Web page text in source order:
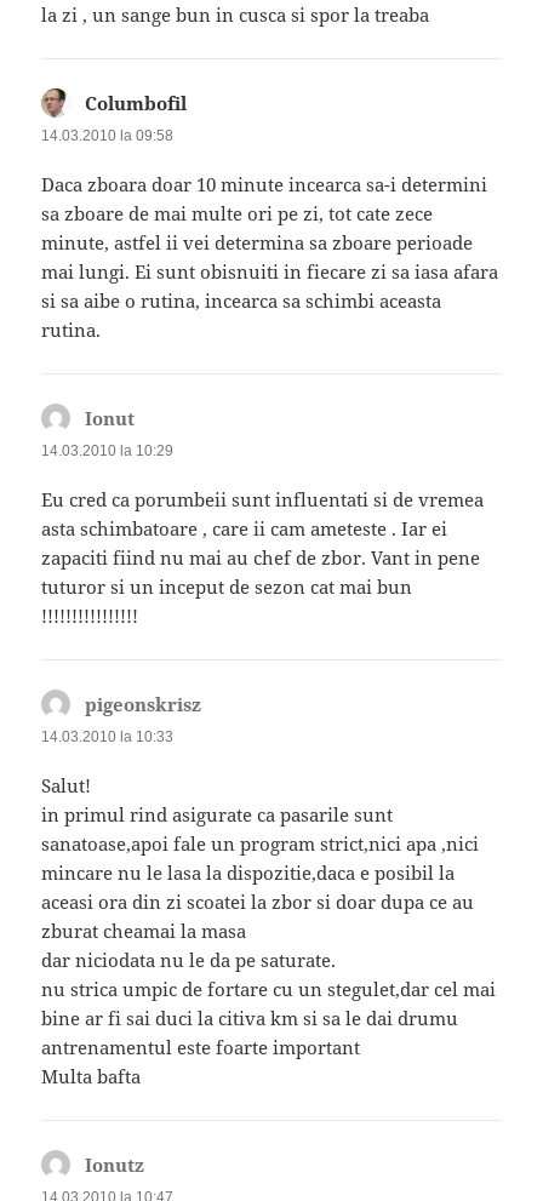
la zi , un sange bun in cusca si spor la treaba
Columbofil
14.03.2010 la 09:58
Daca zboara doar 10 minute incearca sa-i determini
sa zboare de mai multe ori pe zi, tot cate zece
minute, astfel ii vei determina sa zboare perioade
mai lungi. Ei sunt obisnuiti in fiecare zi sa iasa afara
si sa aibe o rutina, incearca sa schimbi aceasta
rutina.
Ionut
14.03.2010 la 10:29
Eu cred ca porumbeii sunt influentati si de vremea
asta schimbatoare , care ii cam ameteste . Iar ei
zapaciti fiind nu mai au chef de zbor. Vant in pene
tuturor si un inceput de sezon cat mai bun
!!!!!!!!!!!!!!!!
pigeonskrisz
14.03.2010 la 10:33
Salut!
in primul rind asigurate ca pasarile sunt
sanatoase,apoi fale un program strict,nici apa ,nici
mincare nu le lasa la dispozitie,daca e posibil la
aceasi ora din zi scoatei la zbor si doar dupa ce au
zburat cheamai la masa
dar niciodata nu le da pe saturate.
nu strica umpic de fortare cu un stegulet,dar cel mai
bine ar fi sai duci la citiva km si sa le dai drumu
antrenamentul este foarte important
Multa bafta
Ionutz